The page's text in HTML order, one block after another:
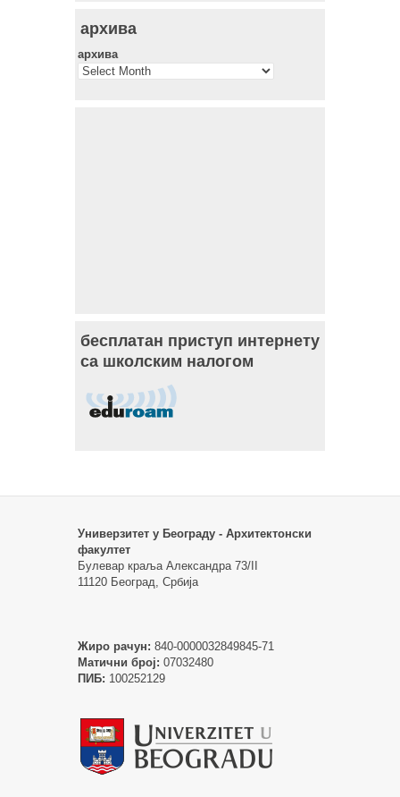
архива
архива
бесплатан приступ интернету
са школским налогом
Универзитет у Београду - Архитектонски
факултет
Булевар краља Александра 73/II
11120 Београд, Србија
Жиро рачун: 840-0000032849845-71
Матични број: 07032480
ПИБ: 100252129